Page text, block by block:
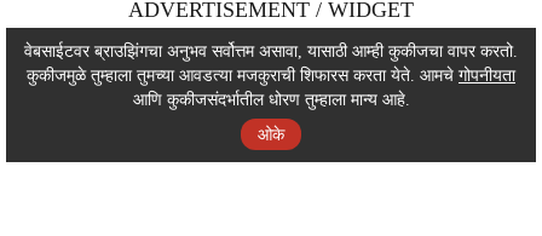
ADVERTISEMENT / WIDGET
ADVERTISEMENT / WIDGET
ADVERTISEMENT / WIDGET
वेबसाईटवर ब्राउझिंगचा अनुभव सर्वोत्तम असावा, यासाठी आम्ही कुकीजचा वापर करतो.
कुकीजमुळे तुम्हाला तुमच्या आवडत्या मजकुराची शिफारस करता येते. आमचे गोपनीयता
आणि कुकीजसंदर्भातील धोरण तुम्हाला मान्य आहे.
ओके